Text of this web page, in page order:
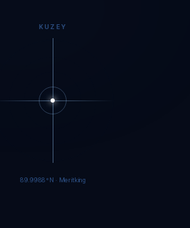
KUZEY
89.9986°N · Meritking